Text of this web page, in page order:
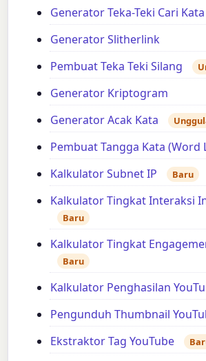
Generator Teka-Teki Cari Kata
Generator Slitherlink
Pembuat Teka Teki Silang
Generator Kriptogram
Generator Acak Kata
Pembuat Tangga Kata (Word
Kalkulator Subnet IP
Baru
Kalkulator Tingkat Interaksi
Baru
Kalkulator Tingkat
Baru
Kalkulator Penghasilan
Pengunduh Thumbnail
Ekstraktor Tag YouTube